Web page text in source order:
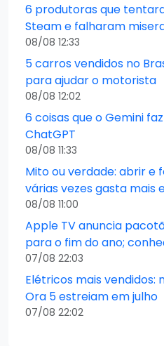
6 produtoras que
Steam e falharam
08/08 12:33
5 carros vendidos no
para ajudar o motorista
08/08 12:02
6 coisas que o Gemini
ChatGPT
08/08 11:33
Mito ou verdade: abrir e
várias vezes gasta mais
08/08 11:00
Apple TV anuncia
para o fim do ano;
07/08 22:03
Elétricos mais vendidos:
Ora 5 estreiam em julho
07/08 22:02